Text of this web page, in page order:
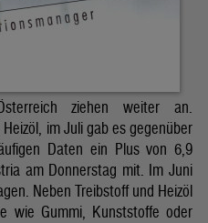
ziehen weiter an.
im Juli gab es gegenüber
Daten ein Plus von 6,9
am Donnerstag mit. Im Juni
Neben Treibstoff und Heizöl
wie Gummi, Kunststoffe oder